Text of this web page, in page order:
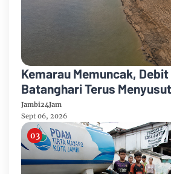
Kemarau Memuncak,
Batanghari Terus
Hadapi Ancaman Krisis Air
Karhutla
Jambi24Jam
Sept 06, 2026